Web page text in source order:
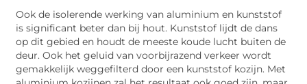
Ook de isolerende werking van aluminium en kunststof
is significant beter dan bij hout. Kunststof lijdt de dans
op dit gebied en houdt de meeste koude lucht buiten de
deur. Ook het geluid van voorbijrazend verkeer wordt
gemakkelijk weggefilterd door een kunststof kozijn. Met